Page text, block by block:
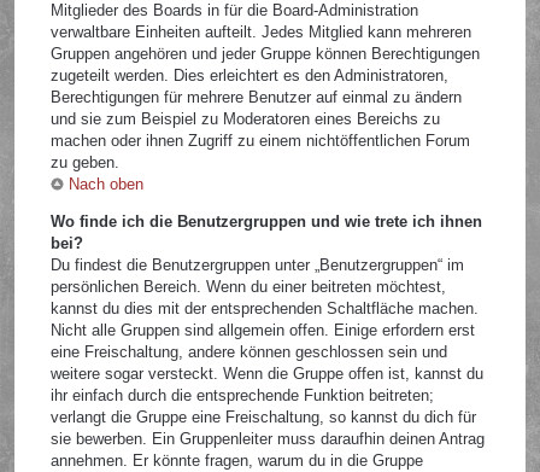
Mitglieder des Boards in für die Board-Administration
verwaltbare Einheiten aufteilt. Jedes Mitglied kann mehreren
Gruppen angehören und jeder Gruppe können Berechtigungen
zugeteilt werden. Dies erleichtert es den Administratoren,
Berechtigungen für mehrere Benutzer auf einmal zu ändern
und sie zum Beispiel zu Moderatoren eines Bereichs zu
machen oder ihnen Zugriff zu einem nichtöffentlichen Forum
zu geben.
Nach oben
Wo finde ich die Benutzergruppen und wie trete ich ihnen
bei?
Du findest die Benutzergruppen unter „Benutzergruppen“ im
persönlichen Bereich. Wenn du einer beitreten möchtest,
kannst du dies mit der entsprechenden Schaltfläche machen.
Nicht alle Gruppen sind allgemein offen. Einige erfordern erst
eine Freischaltung, andere können geschlossen sein und
weitere sogar versteckt. Wenn die Gruppe offen ist, kannst du
ihr einfach durch die entsprechende Funktion beitreten;
verlangt die Gruppe eine Freischaltung, so kannst du dich für
sie bewerben. Ein Gruppenleiter muss daraufhin deinen Antrag
annehmen. Er könnte fragen, warum du in die Gruppe